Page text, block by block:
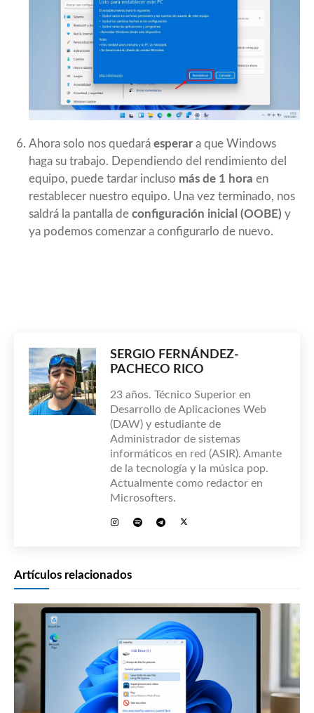
Ahora solo nos quedará esperara que Windows
haga su trabajo. Dependiendo del rendimiento del
equipo, puede tardar incluso más de 1 hora en
restablecer nuestro equipo. Una vez terminado, nos
saldrá la pantalla de configuración inicial (OOBE) y
ya podemos comenzar a configurarlo de nuevo.
SERGIO FERNÁNDEZ-
PACHECO RICO
23 años. Técnico Superior en
Desarrollo de Aplicaciones Web
(DAW) y estudiante de
Administrador de sistemas
informáticos en red (ASIR). Amante
de la tecnología y la música pop.
Actualmente como redactor en
Microsofters.
Artículos relacionados